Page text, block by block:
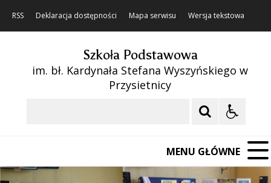
RSS Deklaracja dostępności Mapa serwisu Wersja tekstowa
Szkoła Podstawowa
im. bł. Kardynała Stefana Wyszyńskiego w
Przysietnicy
MENU GŁÓWNE